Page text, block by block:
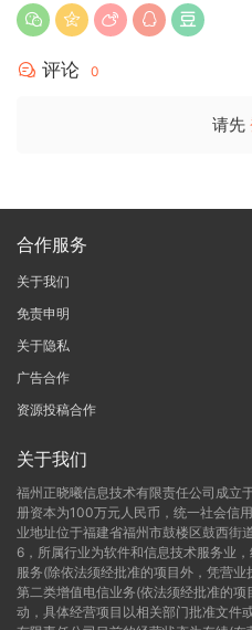
评论 0
请先
合作服务
关于我们
免责申明
关于隐私
广告合作
资源投稿合作
关于我们
福州正晓曦信息技术有限责任公司成
册资本为100万元人民币，统一社会信
业地址位于福建省福州市鼓楼区鼓西
6，所属行业为软件和信息技术服务业
服务(除依法须经批准的项目外，凭营
第二类增值电信业务(依法须经批准的
动，具体经营项目以相关部门批准文件